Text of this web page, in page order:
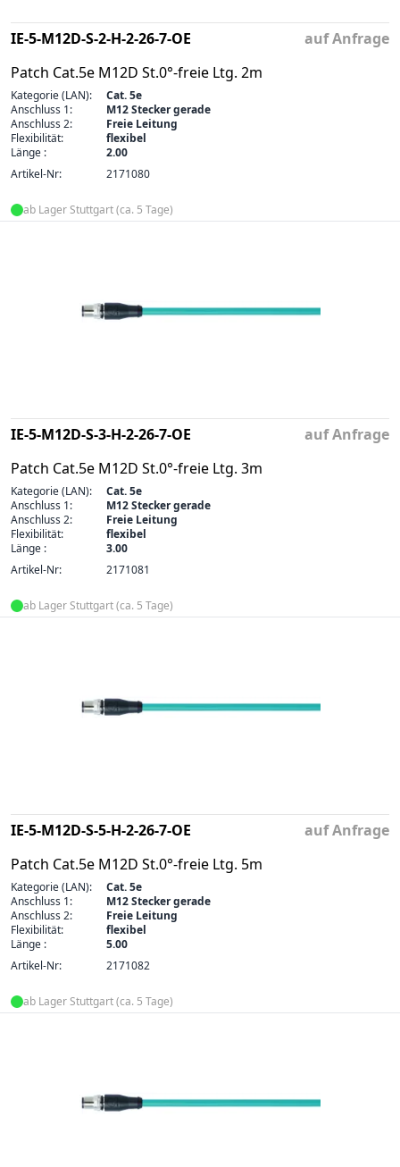
IE-5-M12D-S-2-H-2-26-7-OE
Patch Cat.5e M12D St.0°-freie Ltg. 2m
auf Anfrage
Kategorie (LAN):
Cat. 5e
Anschluss 1:
M12 Stecker gerade
Anschluss 2:
Freie Leitung
Flexibilität:
flexibel
Länge :
2.00
Artikel-Nr:
2171080
ab Lager Stuttgart (ca. 5 Tage)
IE-5-M12D-S-3-H-2-26-7-OE
Patch Cat.5e M12D St.0°-freie Ltg. 3m
auf Anfrage
Kategorie (LAN):
Cat. 5e
Anschluss 1:
M12 Stecker gerade
Anschluss 2:
Freie Leitung
Flexibilität:
flexibel
Länge :
3.00
Artikel-Nr:
2171081
ab Lager Stuttgart (ca. 5 Tage)
IE-5-M12D-S-5-H-2-26-7-OE
Patch Cat.5e M12D St.0°-freie Ltg. 5m
auf Anfrage
Kategorie (LAN):
Cat. 5e
Anschluss 1:
M12 Stecker gerade
Anschluss 2:
Freie Leitung
Flexibilität:
flexibel
Länge :
5.00
Artikel-Nr:
2171082
ab Lager Stuttgart (ca. 5 Tage)